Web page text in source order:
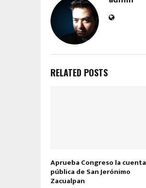
RELATED POSTS
Aprueba Congreso la cuenta
pública de San Jerónimo
Zacualpan